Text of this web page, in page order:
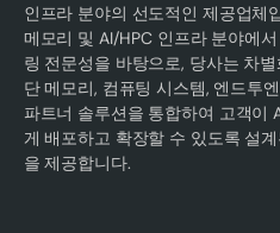
인프라 분야의 선도적인 제공업체
메모리 및 AI/HPC 인프라 분야에
링 전문성을 바탕으로, 당사는 차
단 메모리, 컴퓨팅 시스템, 엔드투
파트너 솔루션을 통합하여 고객이
게 배포하고 확장할 수 있도록 설
을 제공합니다.